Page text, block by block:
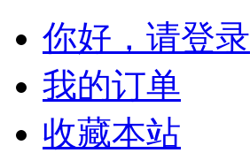
你好，请登录
我的订单
收藏本站